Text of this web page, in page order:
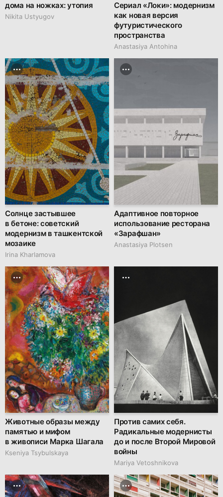
дома на ножках: утопия
Nikita Ustyugov
Сериал «Локи»: модернизм
как новая версия
футуристического
пространства
Anastasiya Antohina
Солнце застывшее
в бетоне: советский
модернизм в ташкентской
мозаике
Irina Kharlamova
Адаптивное повторное
использование ресторана
«Зарафшан»
Anastasiya Plotsen
Животные образы между
памятью и мифом
в живописи Марка Шагала
Kseniya Tsybulskaya
Против самих себя.
Радикальные модернисты
до и после Второй Мировой
войны
Mariya Vetoshnikova